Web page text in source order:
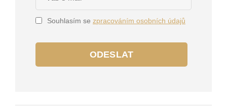
Souhlasím se zpracováním osobních údajů
ODESLAT